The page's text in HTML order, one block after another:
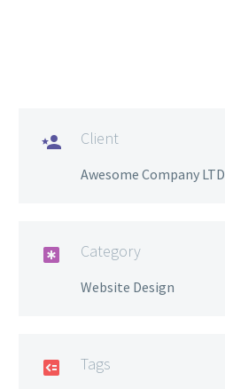
 Client
Awesome Company LTD
 Category
Website Design
 Tags